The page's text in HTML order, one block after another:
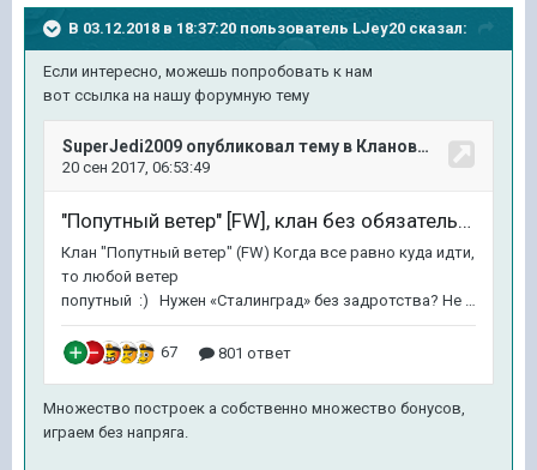
В 03.12.2018 в 18:37:20 пользователь LJey20 сказал:
Если интересно, можешь попробовать к нам
вот ссылка на нашу форумную тему
Множество построек а собственно множество бонусов,
играем без напряга.